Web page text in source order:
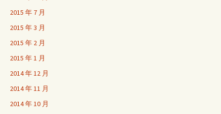
2015 年 7 月
2015 年 3 月
2015 年 2 月
2015 年 1 月
2014 年 12 月
2014 年 11 月
2014 年 10 月